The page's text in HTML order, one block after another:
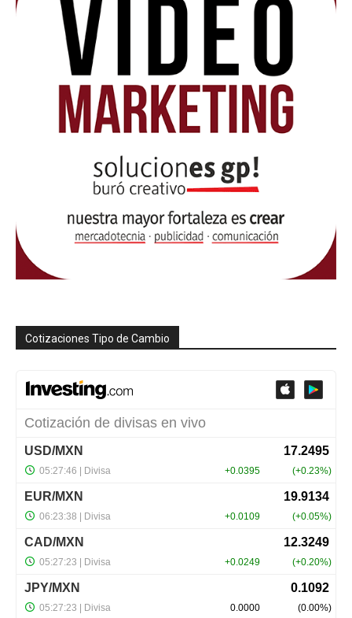
Cotizaciones Tipo de Cambio